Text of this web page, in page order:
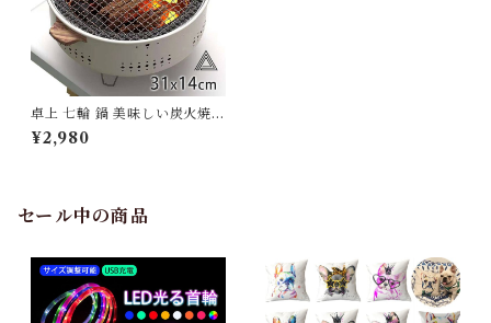
卓上 七輪 鍋 美味しい炭火焼き
屋外専用 アウトドア 焼肉 炭火
春 夏 秋 冬 オールシーズン 七
¥2,980
セール中の商品